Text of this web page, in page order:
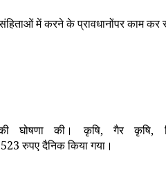
में करने के प्रावधानोंपर काम कर
घोषणा की। कृषि,गैर कृषि,
523रुपए दैनिक किया गया।